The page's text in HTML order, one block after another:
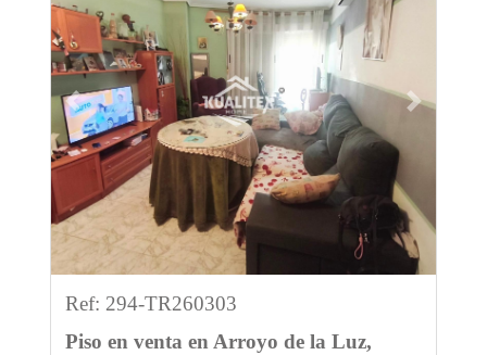
Previous Next
Ref: 294-TR260303
Piso en venta en Arroyo de la Luz,